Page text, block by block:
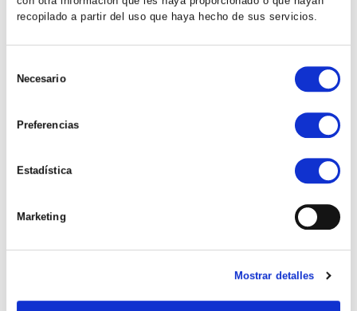
recopilado a partir del uso que haya hecho de sus servicios.
deNecesario
Preferencias
Estadística
Marketing
Mostrar detalles
CATEGORÍAS
Eventos
Sostenibilidad, Calidad y Medio Ambiente
Búsqueda de propiedades
Hemodonación y Hemoterapia comi...